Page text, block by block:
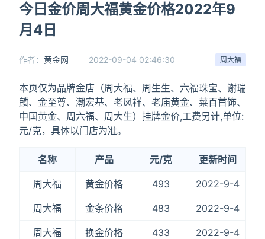
今日金价周大福黄金价格2022年9
月4日
周大福
作者： 黄金网 2022-09-04 02:46:30
本页仅为品牌金店（周大福、周生生、六福珠宝、谢瑞
麟、金至尊、潮宏基、老凤祥、老庙黄金、菜百首饰、
中国黄金、周六福、周大生）挂牌金价,工费另计,单位:
元/克，具体以门店为准。
名称 产品 元/克 更新时间
周大福 黄金价格 493 2022-9-4
周大福 金条价格 483 2022-9-4
周大福 换金价格 433 2022-9-4